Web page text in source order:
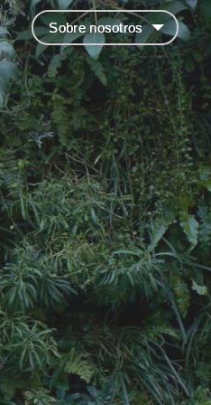
Sobre nosotros